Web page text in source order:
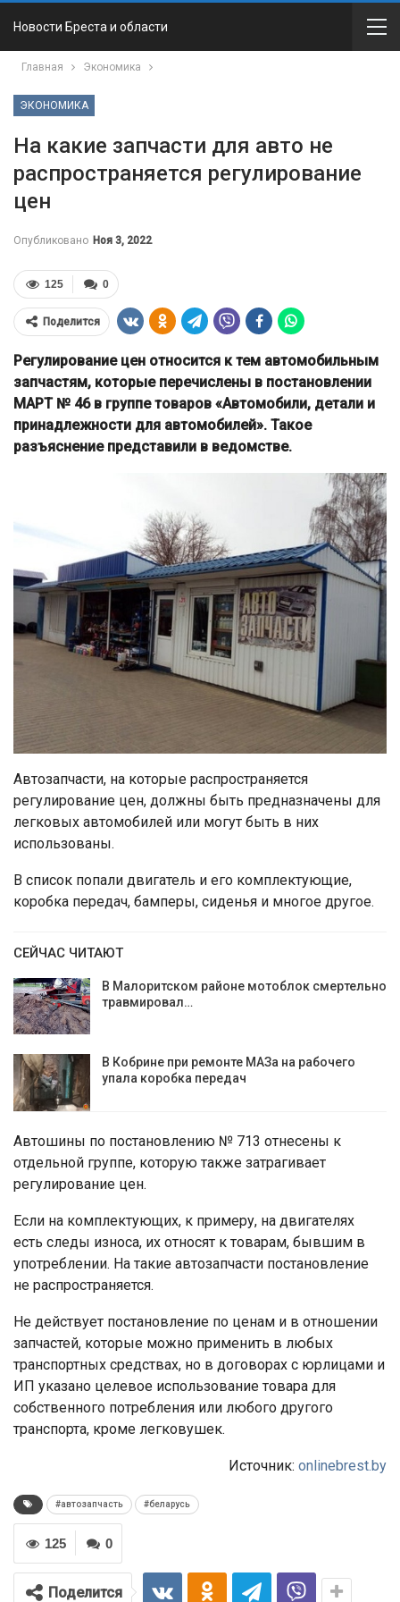
Новости Бреста и области
Главная Экономика
ЭКОНОМИКА
На какие запчасти для авто не
распространяется регулирование
цен
Опубликовано Ноя 3, 2022
0
125
Поделится
Регулирование цен относится к тем автомобильным
запчастям, которые перечислены в постановлении
МАРТ № 46 в группе товаров «Автомобили, детали и
принадлежности для автомобилей». Такое
разъяснение представили в ведомстве.
Автозапчасти, на которые распространяется
регулирование цен, должны быть предназначены для
легковых автомобилей или могут быть в них
использованы.
В список попали двигатель и его комплектующие,
коробка передач, бамперы, сиденья и многое другое.
СЕЙЧАС ЧИТАЮТ
В Малоритском районе мотоблок смертельно
травмировал…
В Кобрине при ремонте МАЗа на рабочего
упала коробка передач
Автошины по постановлению № 713 отнесены к
отдельной группе, которую также затрагивает
регулирование цен.
Если на комплектующих, к примеру, на двигателях
есть следы износа, их относят к товарам, бывшим в
употреблении. На такие автозапчасти постановление
не распространяется.
Не действует постановление по ценам и в отношении
запчастей, которые можно применить в любых
транспортных средствах, но в договорах с юрлицами и
ИП указано целевое использование товара для
собственного потребления или любого другого
транспорта, кроме легковушек.
Источник: onlinebrest.by
#автозапчасть #беларусь
0
125
Поделится